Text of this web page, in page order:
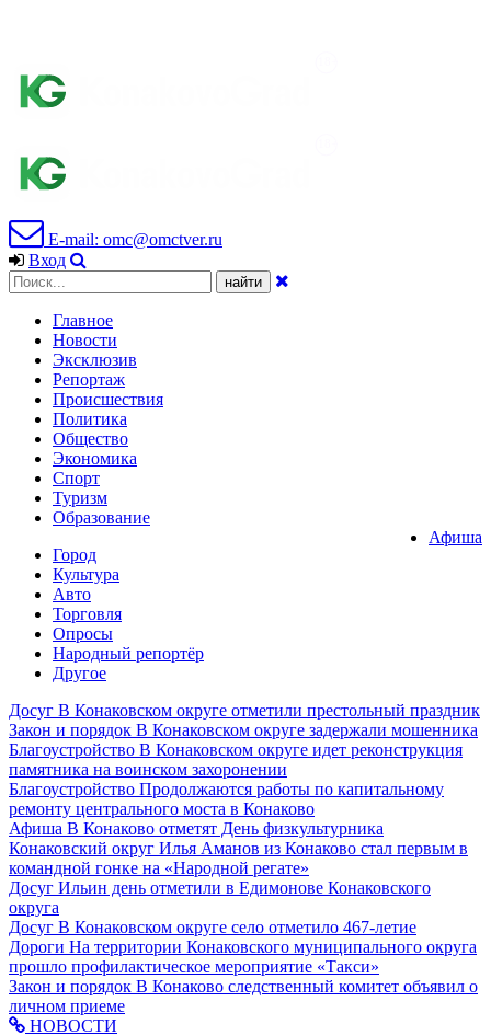
E-mail: omc@omctver.ru
Вход
Главное
Новости
Эксклюзив
Репортаж
Происшествия
Политика
Общество
Экономика
Спорт
Туризм
Образование
Афиша
Город
Культура
Авто
Торговля
Опросы
Народный репортёр
Другое
Досуг В Конаковском округе отметили престольный праздник
Закон и порядок В Конаковском округе задержали мошенника
Благоустройство В Конаковском округе идет реконструкция
памятника на воинском захоронении
Благоустройство Продолжаются работы по капитальному
ремонту центрального моста в Конаково
Афиша В Конаково отметят День физкультурника
Конаковский округ Илья Аманов из Конаково стал первым в
командной гонке на «Народной регате»
Досуг Ильин день отметили в Едимонове Конаковского
округа
Досуг В Конаковском округе село отметило 467-летие
Дороги На территории Конаковского муниципального округа
прошло профилактическое мероприятие «Такси»
Закон и порядок В Конаково следственный комитет объявил о
личном приеме
НОВОСТИ